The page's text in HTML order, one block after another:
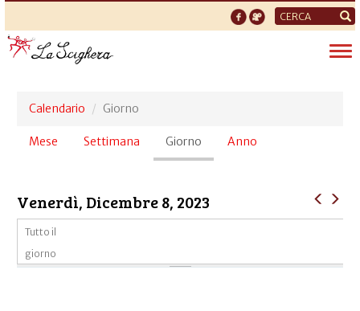
Form
di
ricerca
Calendario Giorno
Schede
Mese Settimana Giorno (scheda
attiva)
Anno
Venerdì, Dicembre 8, 2023
Tutto il
giorno